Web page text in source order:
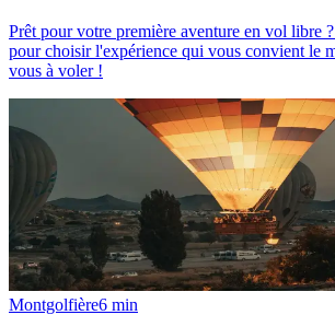
Prêt pour votre première aventure en vol libre
pour choisir l'expérience qui vous convient le
vous à voler !
Montgolfière6 min